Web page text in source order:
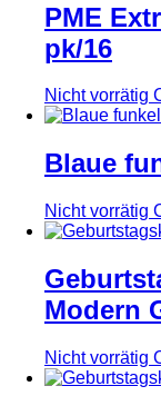
PME
pk/16
Nicht vorrätig
Blaue
Nicht vorrätig
Modern
Nicht vorrätig